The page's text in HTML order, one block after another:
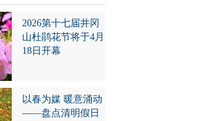
2026第十七届井冈
山杜鹃花节将于4月
18日开幕
以春为媒 暖意涌动
——盘点清明假日